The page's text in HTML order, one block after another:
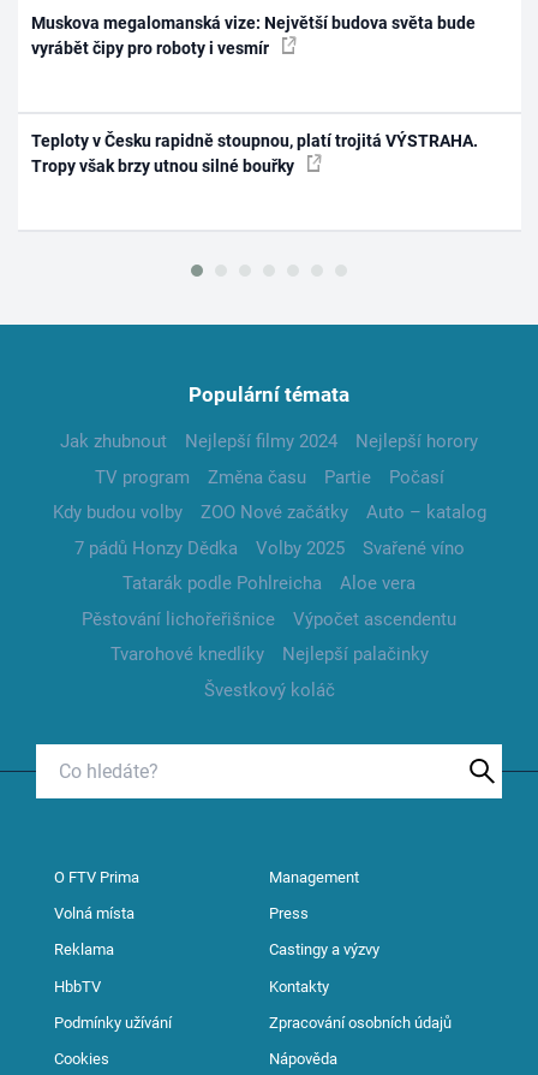
Muskova megalomanská vize: Největší budova světa bude
vyrábět čipy pro roboty i vesmír
Teploty v Česku rapidně stoupnou, platí trojitá VÝSTRAHA.
Tropy však brzy utnou silné bouřky
Populární témata
Jak zhubnout Nejlepší filmy 2024
Nejlepší horory
TV program
Změna času Partie
Počasí
Kdy budou volby
ZOO Nové začátky
Auto – katalog
7 pádů Honzy Dědka
Volby 2025
Svařené víno
Tatarák podle Pohlreicha
Aloe vera
Pěstování lichořeřišnice
Výpočet ascendentu
Tvarohové knedlíky
Nejlepší palačinky
Švestkový koláč
O FTV Prima Management
Volná místa Press
Reklama Castingy a výzvy
HbbTV Kontakty
Podmínky užívání Zpracování osobních údajů
Cookies Nápověda